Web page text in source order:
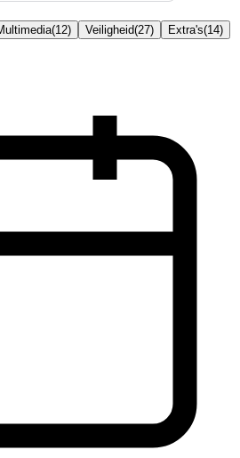
(12) Veiligheid(27) Extra's(14)